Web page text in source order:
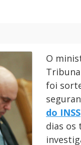
O
foi
do INSS
dias os